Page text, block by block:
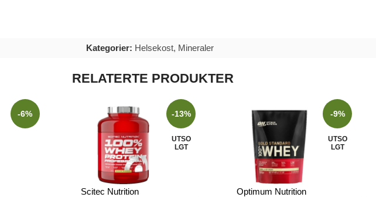
Kategorier: Helsekost, Mineraler
RELATERTE PRODUKTER
-6% -13%
UTSO
LGT
Scitec Nutrition
-9%
UTSO
LGT
Optimum Nutrition